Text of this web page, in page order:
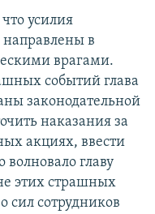
усилия
в
врагами.
событий глава
законодательной
наказания за
акциях, ввести
волновало главу
этих страшных
сил сотрудников